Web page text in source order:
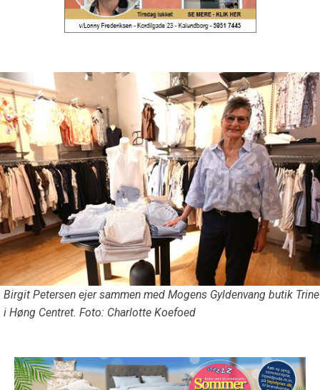
Birgit Petersen ejer sammen med Mogens Gyldenvang butik Trine
i Høng Centret. Foto: Charlotte Koefoed